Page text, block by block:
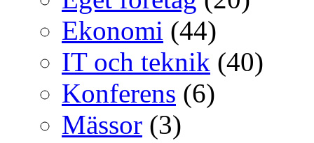
Ekonomi (44)
IT och teknik (40)
Konferens (6)
Mässor (3)